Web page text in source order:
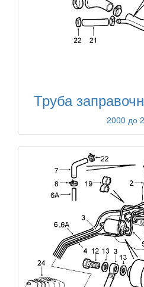
Труба
2000 до